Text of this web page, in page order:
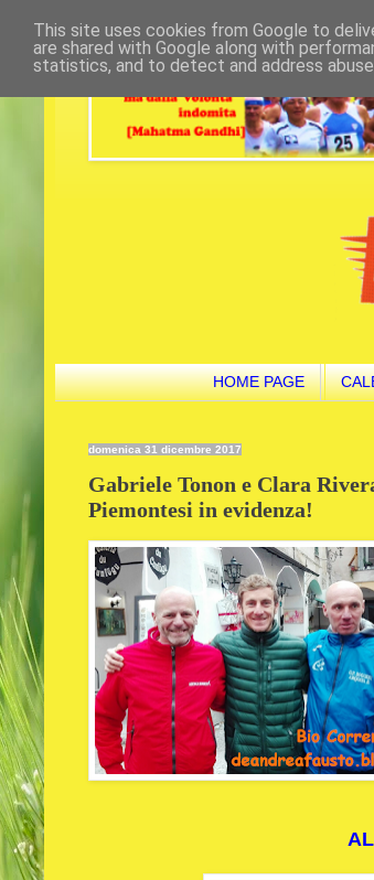
HOME PAGE
domenica 31 dicembre 2017
Gabriele Tonon e Clara
Piemontesi in evidenza!
This site uses cookies from Google to
are shared with Google along with
statistics, and to detect and address